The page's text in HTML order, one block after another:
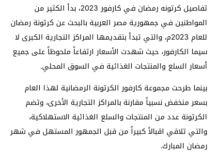
تفاصيل كرتونه رمضان في كارفور 2023، بدأ الكثير من
المواطنين في جمهورية مصر العربية بالبحث عن كرتونة رمضان
للعام 2023م، والتي تبدأ بتقديمها المراكز التجارية الكبرى لا
سيما الكارفور، حيث شهدت الأسعار ارتفاعاً ملحوظاً على جميع
أسعار السلع والمنتجات الغذائية في السوق المحلي.
بينما طرحت مجموعة كارفور الكرتونة الرمضانية لهذا العام
بسعر منخفض نسبياً مقارنة بالمراكز التجارية الأخرى، وتضم
الكرتونة عدد من المنتجات والسلع الغذائية الاستهلاكية،
والتي تلاقي اقبالاً كبيراً من قبل الجمهور المستهل في شهر
رمضان المبارك.